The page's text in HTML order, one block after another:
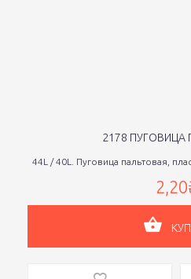
2178 ПУГОВИЦА
44L / 40L. Пуговица пальтовая,